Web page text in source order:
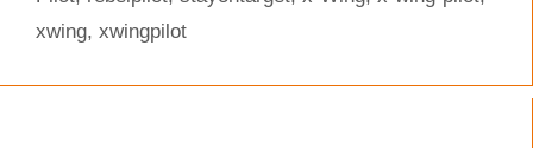
xwing, xwingpilot